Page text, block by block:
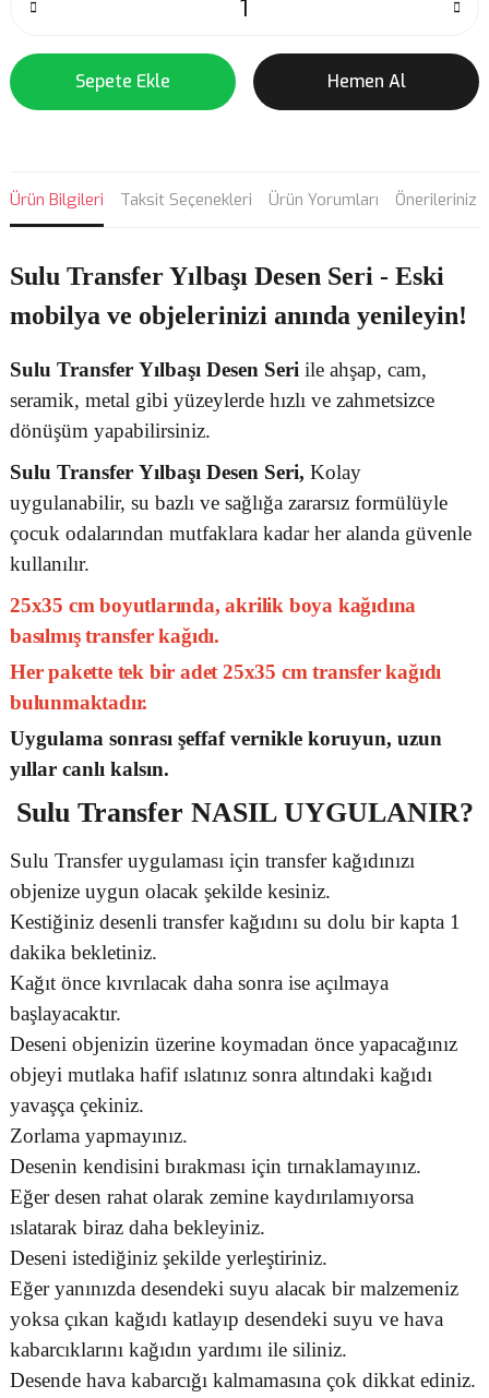
Sepete Ekle Hemen Al
Ürün Bilgileri Taksit Seçenekleri Ürün Yorumları Önerileriniz
Sulu Transfer Yılbaşı Desen Seri - Eski
mobilya ve objelerinizi anında yenileyin!
Sulu Transfer Yılbaşı Desen Seri ile ahşap, cam,
seramik, metal gibi yüzeylerde hızlı ve zahmetsizce
dönüşüm yapabilirsiniz.
Sulu Transfer Yılbaşı Desen Seri, Kolay
uygulanabilir, su bazlı ve sağlığa zararsız formülüyle
çocuk odalarından mutfaklara kadar her alanda güvenle
kullanılır.
25x35 cm boyutlarında, akrilik boya kağıdına
basılmış transfer kağıdı.
Her pakette tek bir adet 25x35 cm transfer kağıdı
bulunmaktadır.
Uygulama sonrası şeffaf vernikle koruyun, uzun
yıllar canlı kalsın.
Sulu Transfer NASIL UYGULANIR?
Sulu Transfer uygulaması için transfer kağıdınızı
objenize uygun olacak şekilde kesiniz.
Kestiğiniz desenli transfer kağıdını su dolu bir kapta 1
dakika bekletiniz.
Kağıt önce kıvrılacak daha sonra ise açılmaya
başlayacaktır.
Deseni objenizin üzerine koymadan önce yapacağınız
objeyi mutlaka hafif ıslatınız sonra altındaki kağıdı
yavaşça çekiniz.
Zorlama yapmayınız.
Desenin kendisini bırakması için tırnaklamayınız.
Eğer desen rahat olarak zemine kaydırılamıyorsa
ıslatarak biraz daha bekleyiniz.
Deseni istediğiniz şekilde yerleştiriniz.
Eğer yanınızda desendeki suyu alacak bir malzemeniz
yoksa çıkan kağıdı katlayıp desendeki suyu ve hava
kabarcıklarını kağıdın yardımı ile siliniz.
Desende hava kabarcığı kalmamasına çok dikkat ediniz.